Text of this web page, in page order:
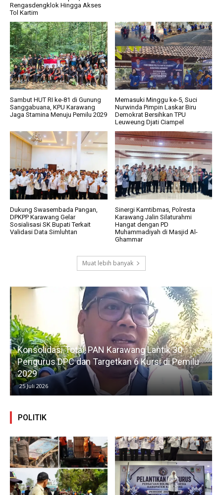
Rengasdengklok Hingga Akses
Tol Kartim
Sambut HUT RI ke-81 di Gunung
Sanggabuana, KPU Karawang
Jaga Stamina Menuju Pemilu 2029
Memasuki Minggu ke-5, Suci
Nurwinda Pimpin Laskar Biru
Demokrat Bersihkan TPU
Leuweung Djati Ciampel
Dukung Swasembada Pangan,
DPKPP Karawang Gelar
Sosialisasi SK Bupati Terkait
Validasi Data Simluhtan
Sinergi Kamtibmas, Polresta
Karawang Jalin Silaturahmi
Hangat dengan PD
Muhammadiyah di Masjid Al-
Ghammar
Muat lebih banyak
Konsolidasi Total, PAN Karawang Lantik 30
Pengurus DPC dan Targetkan 6 Kursi di Pemilu
2029
25 Juli 2026
POLITIK